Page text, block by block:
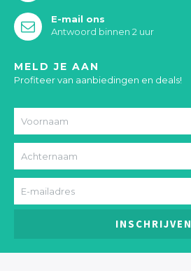
E-mail ons
Antwoord binnen 2 uur
MELD JE AAN
Profiteer van aanbiedingen en deals!
INSCHRIJVEN